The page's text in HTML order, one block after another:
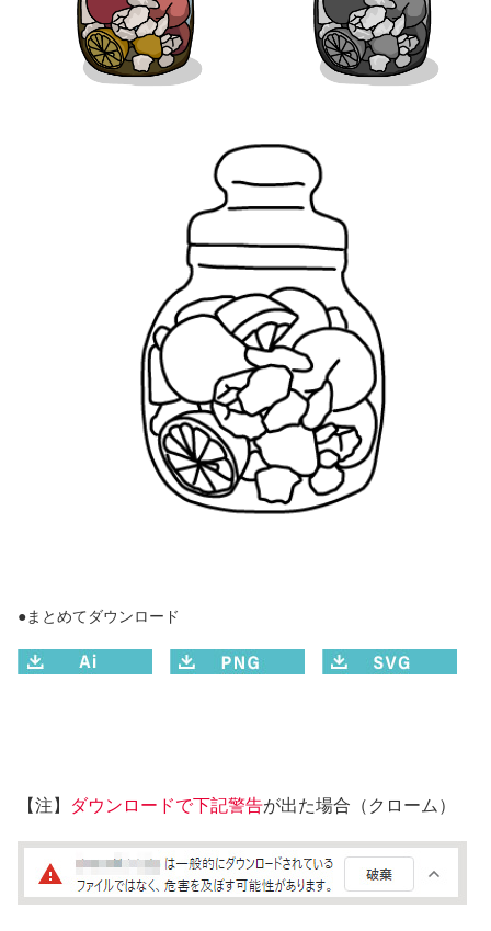
●まとめてダウンロード
【注】 ダウンロードで下記警告が出た場合（クローム）